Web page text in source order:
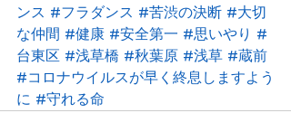
ンス #フラダンス #苦渋の決断 #大切
な仲間 #健康 #安全第一 #思いやり #
台東区 #浅草橋 #秋葉原 #浅草 #蔵前
#コロナウイルスが早く終息しますよう
に #守れる命